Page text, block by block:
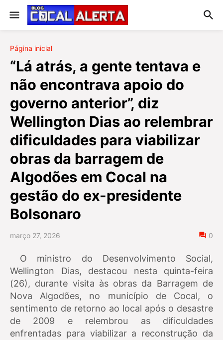
Página inicial
“Lá atrás, a gente tentava e
não encontrava apoio do
governo anterior”, diz
Wellington Dias ao relembrar
dificuldades para viabilizar
obras da barragem de
Algodões em Cocal na
gestão do ex-presidente
Bolsonaro
março 27, 2026 0
O ministro do Desenvolvimento Social,
Wellington Dias, destacou nesta quinta-feira
(26), durante visita às obras da Barragem de
Nova Algodões, no município de Cocal, o
sentimento de retorno ao local após o desastre
de 2009 e relembrou as dificuldades
enfrentadas para viabilizar a reconstrução da